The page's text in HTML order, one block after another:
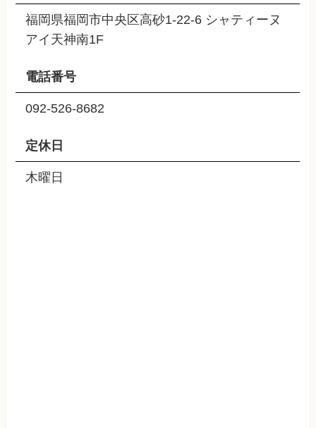
福岡県福岡市中央区高砂1-22-6 シャティーヌ
アイ天神南1F
電話番号
092-526-8682
定休日
木曜日